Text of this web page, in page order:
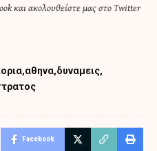
καιακολουθείστε μας στο Twitter
αθηνα δυναμεις
Facebook